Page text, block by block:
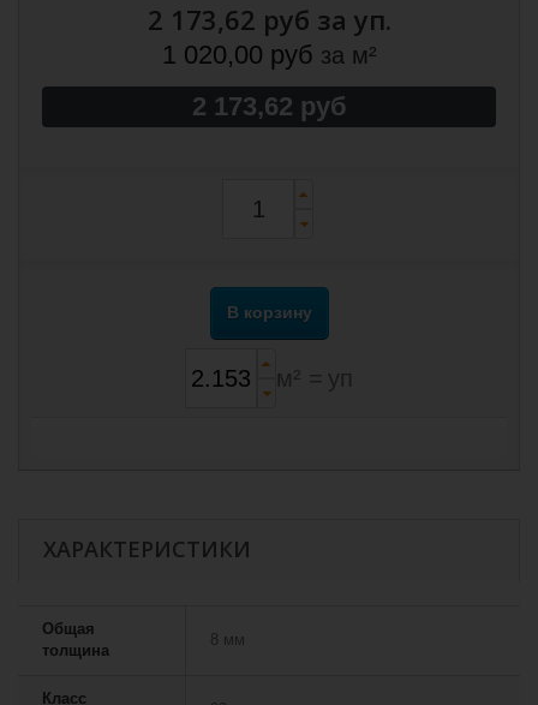
2 173,62 руб за уп.
1 020,00 руб за м²
2 173,62 руб
В корзину
м² = уп
ХАРАКТЕРИСТИКИ
Общая
толщина
8 мм
Класс